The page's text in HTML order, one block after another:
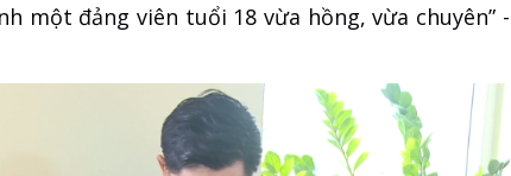
một đảng viên tuổi 18 vừa hồng, vừa chuyên” -